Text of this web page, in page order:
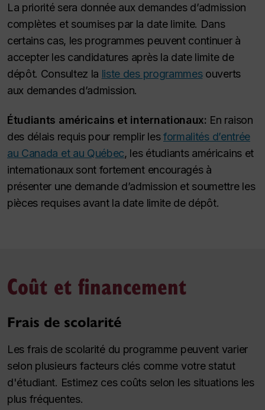
La priorité sera donnée aux demandes d’admission
complètes et soumises par la date limite. Dans
certains cas, les programmes peuvent continuer à
accepter les candidatures après la date limite de
dépôt. Consultez la liste des programmesouverts
aux demandes d’admission.
Étudiants américains et internationaux: En raison
des délais requis pour remplir lesformalités d’entrée
au Canada et au Québec, les étudiants américains et
internationaux sont fortement encouragés à
présenter une demande d’admission et soumettre les
pièces requises avant la date limite de dépôt.
Coût et financement
Frais de scolarité
Les frais de scolarité du programme peuvent varier
selon plusieurs facteurs clés comme votre statut
d'étudiant. Estimez ces coûts selon les situations les
plus fréquentes.